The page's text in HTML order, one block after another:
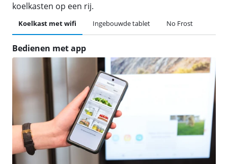
koelkasten op een rij.
Koelkast met wifi Ingebouwde tablet No Frost
Bedienen met app